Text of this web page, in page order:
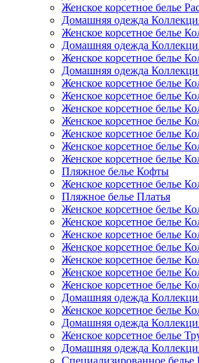
Женское корсетное белье
Домашняя одежда
Женское корсетное белье
Домашняя одежда
Женское корсетное белье
Домашняя одежда
Женское корсетное белье
Женское корсетное белье
Женское корсетное белье
Женское корсетное белье
Женское корсетное белье
Женское корсетное белье
Женское корсетное белье
Пляжное белье Кофты
Женское корсетное белье
Пляжное белье Платья
Женское корсетное белье
Женское корсетное белье
Женское корсетное белье
Женское корсетное белье
Женское корсетное белье
Женское корсетное белье
Женское корсетное белье
Домашняя одежда
Женское корсетное белье
Домашняя одежда
Женское корсетное белье
Домашняя одежда
Специализированное